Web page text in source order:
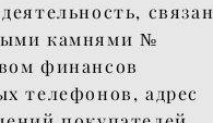
камнями №
финансов
телефонов, адрес